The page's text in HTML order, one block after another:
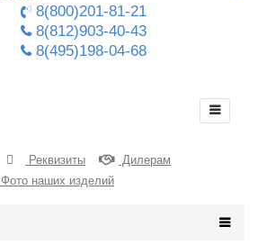
8(800)201-81-21
8(812)903-40-43
8(495)198-04-68
Реквизиты
Дилерам
Фото наших изделий